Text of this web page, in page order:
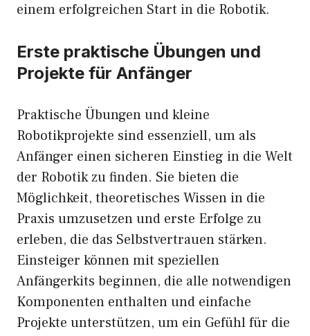
einem erfolgreichen Start in die Robotik.
Erste praktische Übungen und
Projekte für Anfänger
Praktische Übungen und kleine
Robotikprojekte sind essenziell, um als
Anfänger einen sicheren Einstieg in die Welt
der Robotik zu finden. Sie bieten die
Möglichkeit, theoretisches Wissen in die
Praxis umzusetzen und erste Erfolge zu
erleben, die das Selbstvertrauen stärken.
Einsteiger können mit speziellen
Anfängerkits beginnen, die alle notwendigen
Komponenten enthalten und einfache
Projekte unterstützen, um ein Gefühl für die